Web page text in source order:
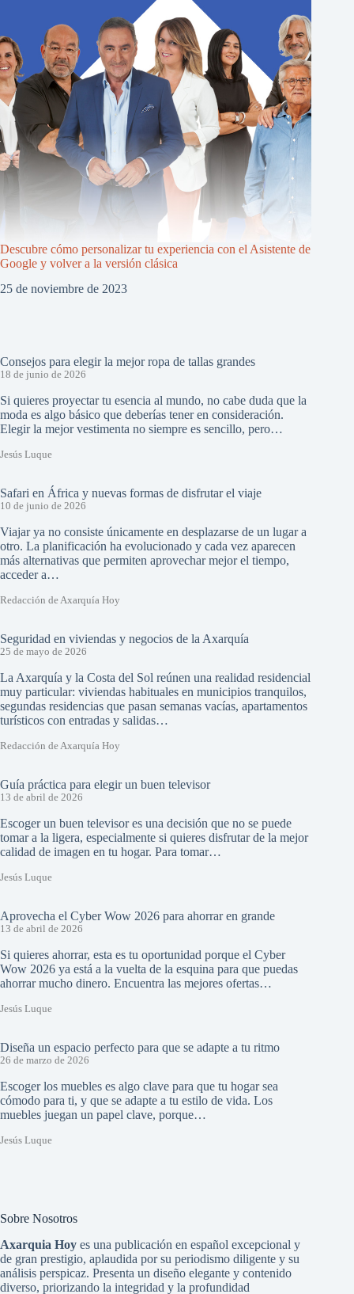
Descubre cómo personalizar tu experiencia con el Asistente de
Google y volver a la versión clásica
25 de noviembre de 2023
Consejos para elegir la mejor ropa de tallas grandes
18 de junio de 2026
Si quieres proyectar tu esencia al mundo, no cabe duda que la
moda es algo básico que deberías tener en consideración.
Elegir la mejor vestimenta no siempre es sencillo, pero…
Jesús Luque
Safari en África y nuevas formas de disfrutar el viaje
10 de junio de 2026
Viajar ya no consiste únicamente en desplazarse de un lugar a
otro. La planificación ha evolucionado y cada vez aparecen
más alternativas que permiten aprovechar mejor el tiempo,
acceder a…
Redacción de Axarquía Hoy
Seguridad en viviendas y negocios de la Axarquía
25 de mayo de 2026
La Axarquía y la Costa del Sol reúnen una realidad residencial
muy particular: viviendas habituales en municipios tranquilos,
segundas residencias que pasan semanas vacías, apartamentos
turísticos con entradas y salidas…
Redacción de Axarquía Hoy
Guía práctica para elegir un buen televisor
13 de abril de 2026
Escoger un buen televisor es una decisión que no se puede
tomar a la ligera, especialmente si quieres disfrutar de la mejor
calidad de imagen en tu hogar. Para tomar…
Jesús Luque
Aprovecha el Cyber Wow 2026 para ahorrar en grande
13 de abril de 2026
Si quieres ahorrar, esta es tu oportunidad porque el Cyber
Wow 2026 ya está a la vuelta de la esquina para que puedas
ahorrar mucho dinero. Encuentra las mejores ofertas…
Jesús Luque
Diseña un espacio perfecto para que se adapte a tu ritmo
26 de marzo de 2026
Escoger los muebles es algo clave para que tu hogar sea
cómodo para ti, y que se adapte a tu estilo de vida. Los
muebles juegan un papel clave, porque…
Jesús Luque
Sobre Nosotros
Axarquia Hoy es una publicación en español excepcional y
de gran prestigio, aplaudida por su periodismo diligente y su
análisis perspicaz. Presenta un diseño elegante y contenido
diverso, priorizando la integridad y la profundidad